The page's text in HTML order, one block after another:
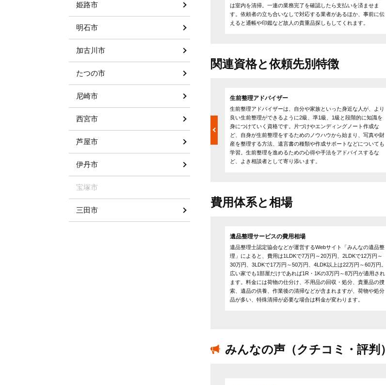
は室内を清掃。一連の業務完了を確認したら支払いを済ませま
す。依頼者の立ち合いなしで対応する業者があるほか、事前に伝
えると通帳や印鑑など故人の貴重品探しもしてくれます。
関連資格と依頼先別特徴
遺品査定士
遺品査定士は亡くなった人の遺品を査定し、買い取りを行う専門
家です。故人が集めていた壺や茶器、書画や絵画といった骨董品
ってほしい」など故人と遺族の思いに寄り添い、遺品の価値を丁
寧に判断してくれます。遺品を無駄にせず、次の使用者へとつな
ぐことで遺族の心の負担軽減にもつながります。
生前整理アドバイザー
生前整理アドバイザーは、自分や家族といった身近な人が、より
良い生前整理ができるように2級、準1級、1級と段階的に知識を
身につけていく資格です。片づけやエンディングノート作成な
ど、自身が生前整理をするためのノウハウから始まり、写真や財
産を整理する方法、遺言書の種類や作成サポートなどについても
学習。生前整理を進めるための心得や手法をアドバイスするな
ど、よき相談者として寄り添います。
費用体系と相場
遺品整理サービスの費用相場
遺品整理士認定協会などが運営するWebサイト「みんなの遺品整
理」によると、費用は1LDKで7万円～20万円、2LDKで12万円～
30万円、3LDKで17万円～50万円、4LDK以上は22万円～60万円。
広い家でも1部屋だけであれば1R・1Kの3万円～8万円が適用され
ます。料金には荷物の仕分け、不用品の回収・処分、貴重品の捜
索、遺品の供養、作業後の清掃などが含まれますが、荷物や処分
品が多い、特殊清掃が必要な場合は料金が変わります。
みんなの声（クチコミ・評判）
姫路市
明石市
加古川市
たつの市
尼崎市
西宮市
芦屋市
伊丹市
宝塚市
三田市